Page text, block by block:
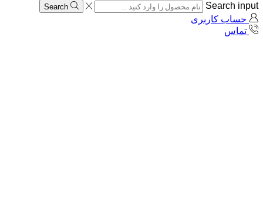
Search input
Search
حساب کاربری
تماس